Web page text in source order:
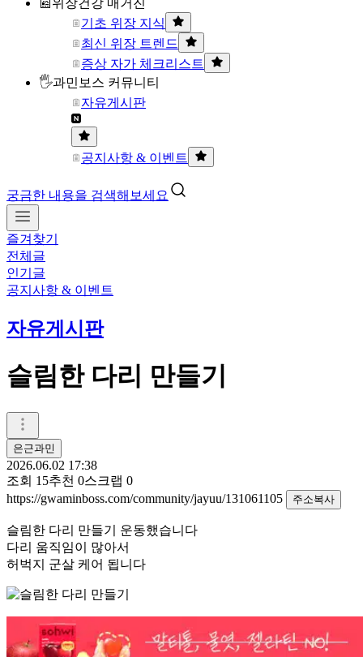
📰위장건강 매거진
기초 위장 지식
최신 위장 트렌드
증상 자가 체크리스트
🖐과민보스 커뮤니티
자유게시판
공지사항 & 이벤트
궁금한 내용을 검색해보세요
즐겨찾기
전체글
인기글
공지사항 & 이벤트
자유게시판
슬림한 다리 만들기
은근과민
2026.06.02 17:38
조회 15추천 0스크랩 0
https://gwaminboss.com/community/jayuu/131061105
주소복사
슬림한 다리 만들기 운동했습니다
다리 움직임이 많아서
허벅지 군살 케어 됩니다